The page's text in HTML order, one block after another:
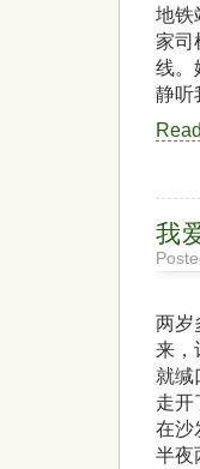
地铁
家司
线。
静听
我
两岁
来，
就缄
走开
在沙
半夜